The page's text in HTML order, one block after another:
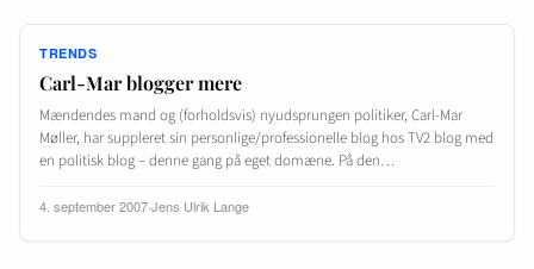
TRENDS
Carl-Mar blogger mere
Mændendes mand og (forholdsvis) nyudsprungen politiker, Carl-Mar
Møller, har suppleret sin personlige/professionelle blog hos TV2 blog med
en politisk blog – denne gang på eget domæne. På den…
4. september 2007·Jens Ulrik Lange